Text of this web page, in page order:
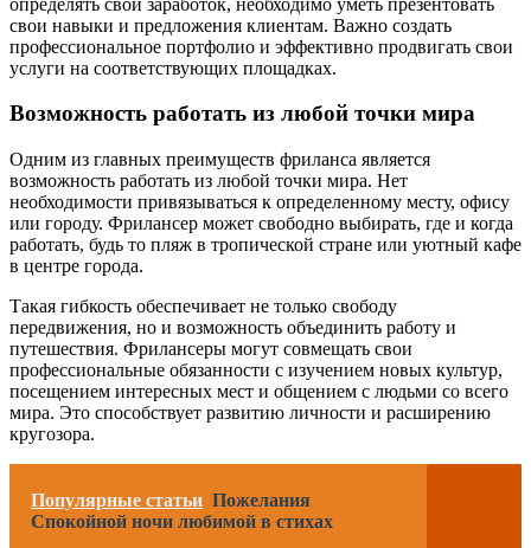
свои навыки и предложения клиентам. Важно создать
профессиональное портфолио и эффективно продвигать свои
услуги на соответствующих площадках.
Возможность работать из любой точки мира
Одним из главных преимуществ фриланса является
возможность работать из любой точки мира. Нет
необходимости привязываться к определенному месту, офису
или городу. Фрилансер может свободно выбирать, где и когда
работать, будь то пляж в тропической стране или уютный кафе
в центре города.
Такая гибкость обеспечивает не только свободу
передвижения, но и возможность объединить работу и
путешествия. Фрилансеры могут совмещать свои
профессиональные обязанности с изучением новых культур,
посещением интересных мест и общением с людьми со всего
мира. Это способствует развитию личности и расширению
кругозора.
Популярные статьи Пожелания
Спокойной ночи любимой в стихах